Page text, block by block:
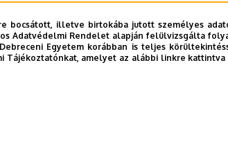
Gábor
Judit
bocsátott, illetve birtokába jutott személyes
Adatvédelmi Rendelet alapján felülvizsgálta
Egyetem korábban is teljes
Tájékoztatónkat, amelyet az alábbi linkre